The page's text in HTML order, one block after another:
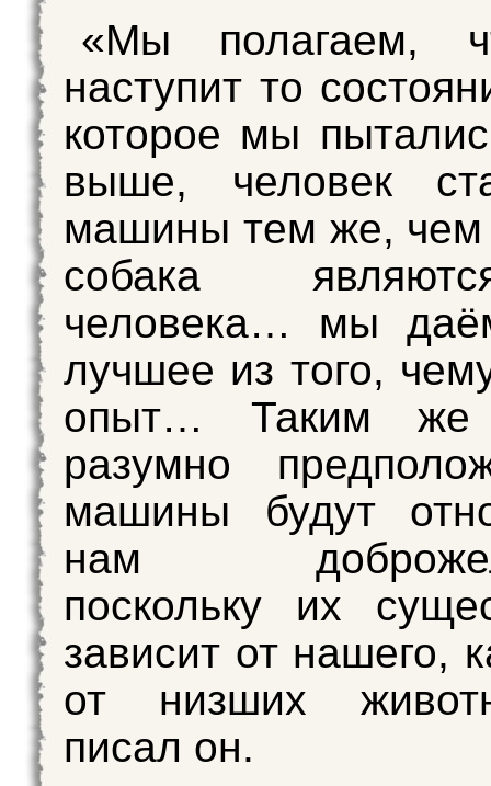
«Мы полагаем,
наступит то
которое мы
выше, человек
машины тем же,
собака
человека… мы
лучшее из того,
опыт… Таким же
разумно
машины будут
нам
поскольку их
зависит от нашего,
от низших
писал он.